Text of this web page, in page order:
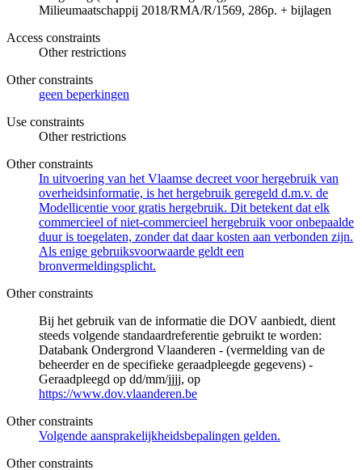
Milieumaatschappij 2018/RMA/R/1569, 286p. + bijlagen
Access constraints
Other restrictions
Other constraints
geen beperkingen
Use constraints
Other restrictions
Other constraints
In uitvoering van het Vlaamse decreet voor hergebruik van
overheidsinformatie, is het hergebruik geregeld d.m.v. de
Modellicentie voor gratis hergebruik. Dit betekent dat elk
commercieel of niet-commercieel hergebruik voor onbepaalde
duur is toegelaten, zonder dat daar kosten aan verbonden zijn.
Als enige gebruiksvoorwaarde geldt een
bronvermeldingsplicht.
Other constraints
Bij het gebruik van de informatie die DOV aanbiedt, dient
steeds volgende standaardreferentie gebruikt te worden:
Databank Ondergrond Vlaanderen - (vermelding van de
beheerder en de specifieke geraadpleegde gegevens) -
Geraadpleegd op dd/mm/jjjj, op
https://www.dov.vlaanderen.be
Other constraints
Volgende aansprakelijkheidsbepalingen gelden.
Other constraints